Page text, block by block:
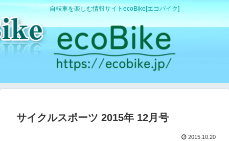
自転車を楽しむ情報サイトecoBike[エコバイク]
サイクルスポーツ 2015年 12月号
2015.10.20